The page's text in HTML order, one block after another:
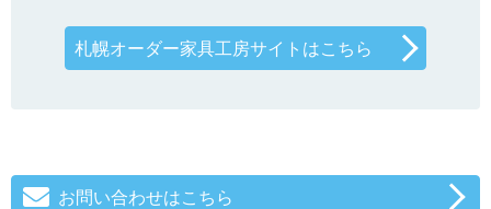
札幌オーダー家具工房サイトはこちら
お問い合わせはこちら